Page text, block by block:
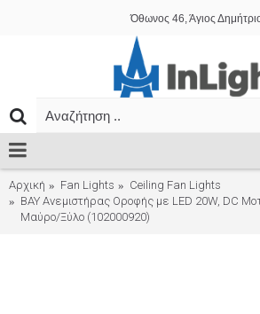
Όθωνος 46, Άγιος
Αρχική Fan Lights
Ceiling Fan Lights
BAY Ανεμιστήρας Οροφής με LED 20W, DC
Μαύρο/Ξύλο (102000920)